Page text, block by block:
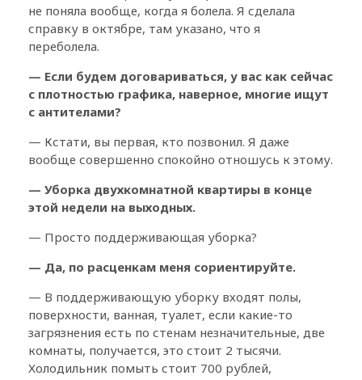
не поняла вообще, когда я болела. Я сделала
справку в октябре, там указано, что я
переболела.
— Если будем договариваться, у вас как сейчас
с плотностью графика, наверное, многие ищут
с антителами?
— Кстати, вы первая, кто позвонил. Я даже
вообще совершенно спокойно отношусь к этому.
— Уборка двухкомнатной квартиры в конце
этой недели на выходных.
— Просто поддерживающая уборка?
— Да, по расценкам меня сориентируйте.
— В поддерживающую уборку входят полы,
поверхности, ванная, туалет, если какие-то
загрязнения есть по стенам незначительные, две
комнаты, получается, это стоит 2 тысячи.
Холодильник помыть стоит 700 рублей,